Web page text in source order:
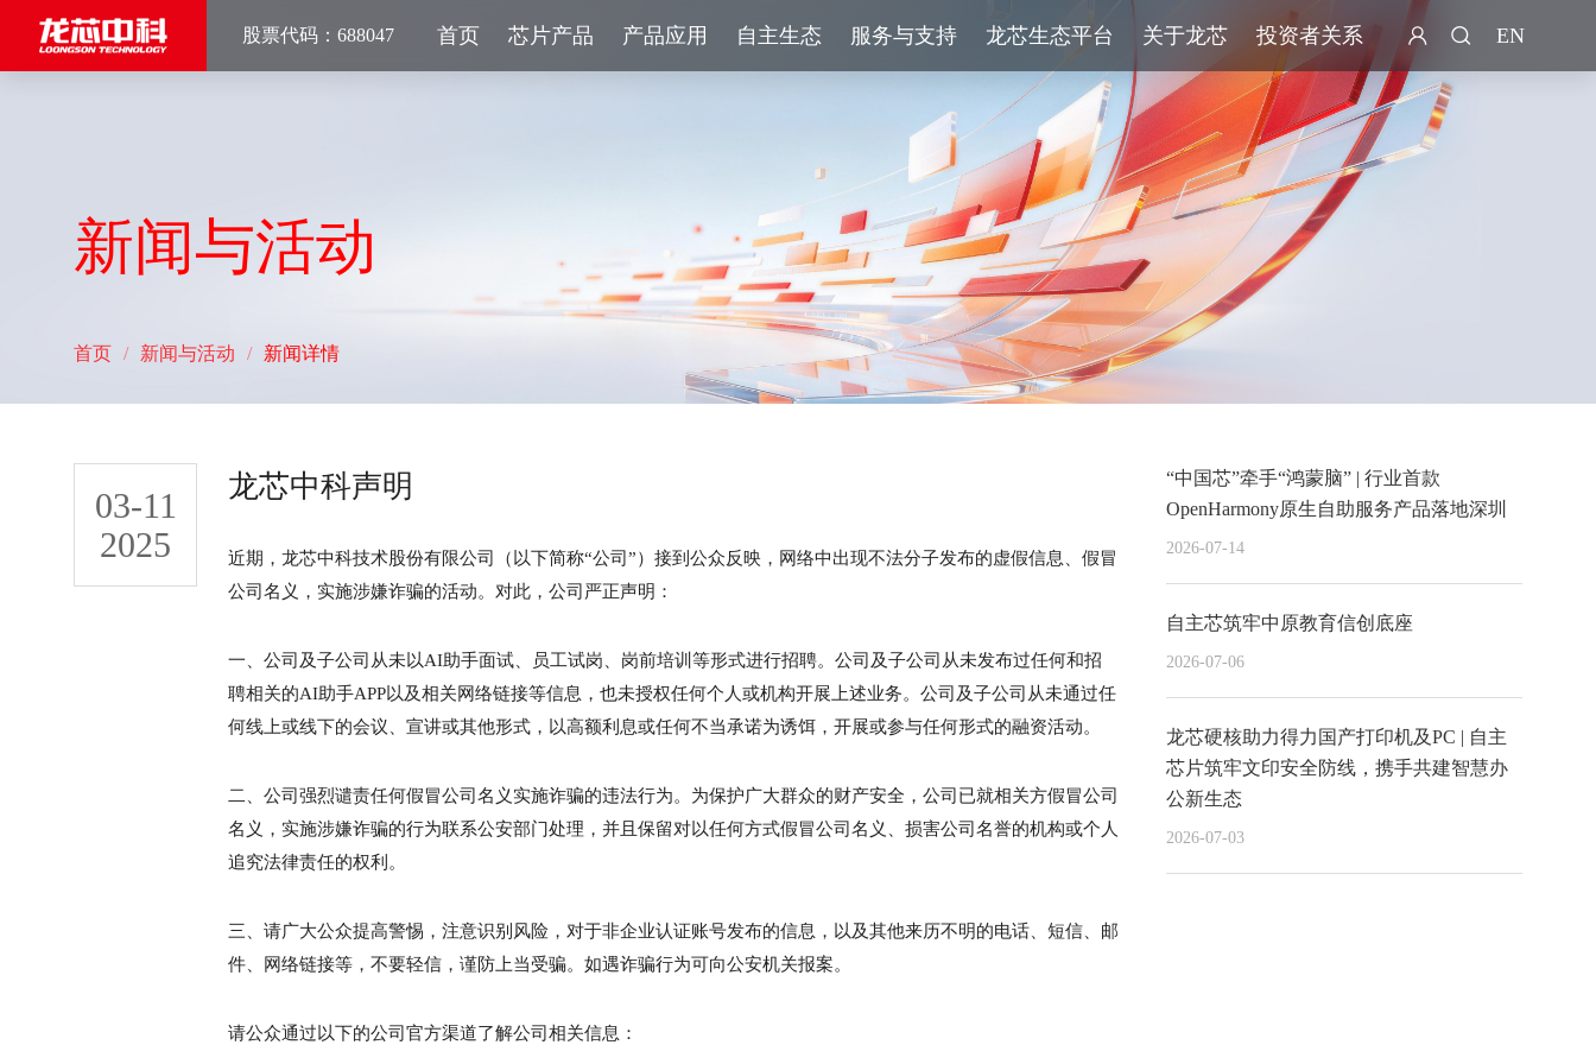
股票代码：688047 首页 芯片产品 产品应用 自主生态 服务与支持 龙芯生态平台 关于龙芯 投资者关系 EN
新闻与活动
首页 / 新闻与活动 / 新闻详情
03-11
2025
龙芯中科声明
近期，龙芯中科技术股份有限公司（以下简称“公司”）接到公众反映，网络中出现不法分子发布的虚假信息、假冒
公司名义，实施涉嫌诈骗的活动。对此，公司严正声明：
一、公司及子公司从未以AI助手面试、员工试岗、岗前培训等形式进行招聘。公司及子公司从未发布过任何和招
聘相关的AI助手APP以及相关网络链接等信息，也未授权任何个人或机构开展上述业务。公司及子公司从未通过任
何线上或线下的会议、宣讲或其他形式，以高额利息或任何不当承诺为诱饵，开展或参与任何形式的融资活动。
二、公司强烈谴责任何假冒公司名义实施诈骗的违法行为。为保护广大群众的财产安全，公司已就相关方假冒公司
名义，实施涉嫌诈骗的行为联系公安部门处理，并且保留对以任何方式假冒公司名义、损害公司名誉的机构或个人
追究法律责任的权利。
三、请广大公众提高警惕，注意识别风险，对于非企业认证账号发布的信息，以及其他来历不明的电话、短信、邮
件、网络链接等，不要轻信，谨防上当受骗。如遇诈骗行为可向公安机关报案。
请公众通过以下的公司官方渠道了解公司相关信息：
“中国芯”牵手“鸿蒙脑” | 行业首款
OpenHarmony原生自助服务产品落地深圳
2026-07-14
自主芯筑牢中原教育信创底座
2026-07-06
龙芯硬核助力得力国产打印机及PC | 自主
芯片筑牢文印安全防线，携手共建智慧办
公新生态
2026-07-03